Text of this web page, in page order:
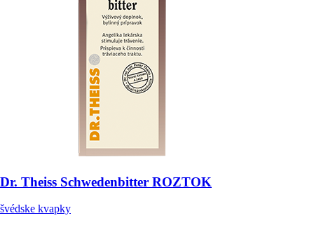
Dr. Theiss Schwedenbitter ROZTOK
švédske kvapky